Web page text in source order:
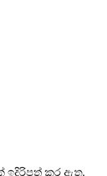
ඉදිරිපත් කර ඇත.